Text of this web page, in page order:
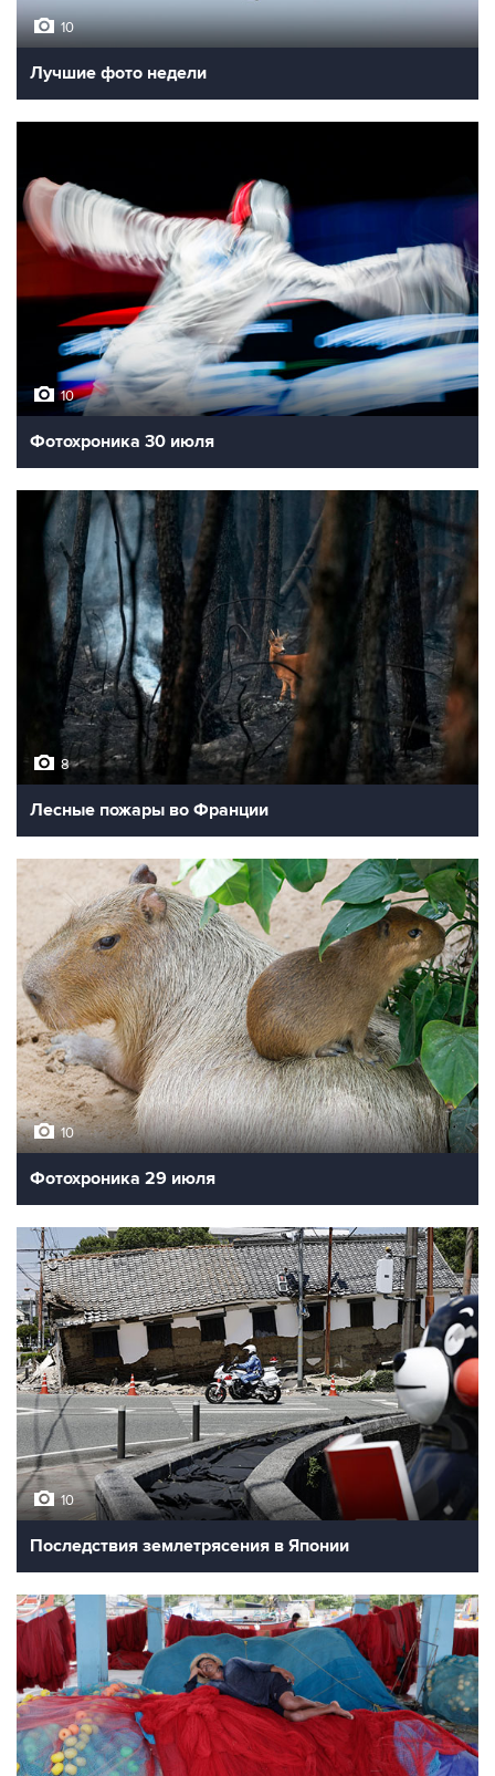
10
Лучшие фото недели
10
Фотохроника 30 июля
8
Лесные пожары во Франции
10
Фотохроника 29 июля
10
Последствия землетрясения в Японии